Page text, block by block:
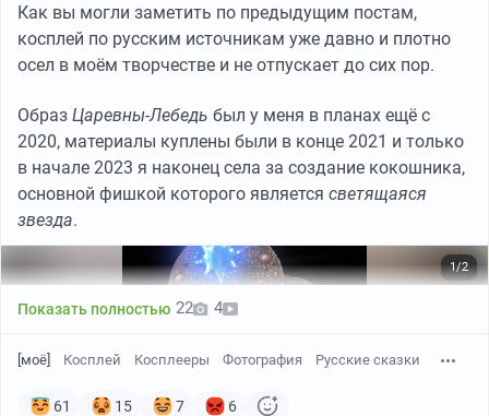
Как вы могли заметить по предыдущим постам,
косплей по русским источникам уже давно и плотно
осел в моём творчестве и не отпускает до сих пор.
Образ Царевны-Лебедь был у меня в планах ещё с
2020, материалы куплены были в конце 2021 и только
в начале 2023 я наконец села за создание кокошника,
основной фишкой которого является светящаяся
звезда.
1/2
Показать полностью 22 4
[моё] Косплей Косплееры Фотография Русские сказки
61 15 7 6